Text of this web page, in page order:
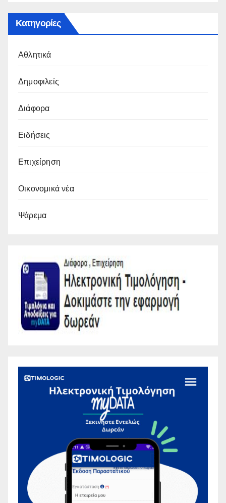
Κατηγορίες
Αθλητικά
Δημοφιλείς
Διάφορα
Ειδήσεις
Επιχείρηση
Οικονομικά νέα
Ψάρεμα